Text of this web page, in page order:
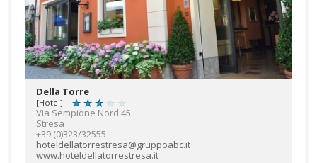
Della Torre
[Hotel]
Via Sempione Nord 45
Stresa
+39 (0)323/32555
hoteldellatorrestresa@gruppoabc.it
www.hoteldellatorrestresa.it